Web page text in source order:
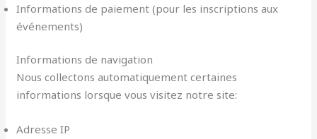
Informations de paiement (pour les inscriptions aux
événements)
Informations de navigation
Nous collectons automatiquement certaines
informations lorsque vous visitez notre site:
Adresse IP